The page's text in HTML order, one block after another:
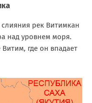
рек Витимкан
над уровнем моря.
где он впадает